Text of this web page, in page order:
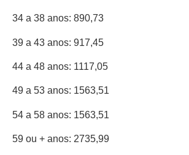
34 a 38 anos: 890,73
39 a 43 anos: 917,45
44 a 48 anos: 1117,05
49 a 53 anos: 1563,51
54 a 58 anos: 1563,51
59 ou + anos: 2735,99